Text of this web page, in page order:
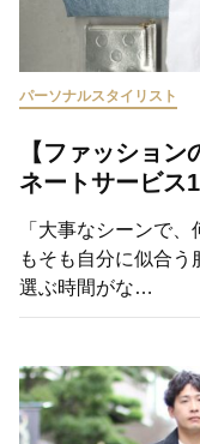
パーソナルスタイリスト
【ファッショ
ネートサービス
「大事なシーンで
もそも自分に似合
選ぶ時間がな…